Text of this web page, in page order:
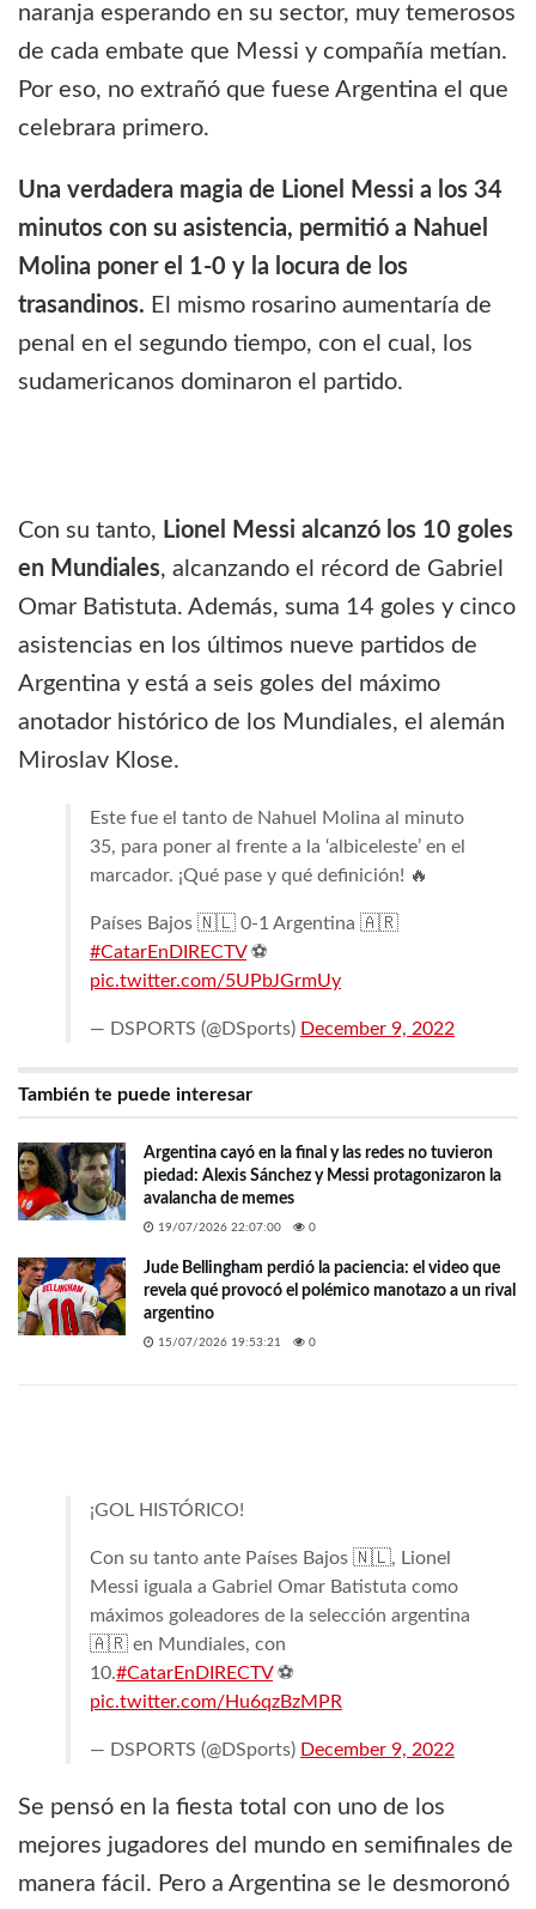
naranja esperando en su sector, muy temerosos
de cada embate que Messi y compañía metían.
Por eso, no extrañó que fuese Argentina el que
celebrara primero.
Una verdadera magia de Lionel Messi a los 34
minutos con su asistencia, permitió a Nahuel
Molina poner el 1-0 y la locura de los
trasandinos. El mismo rosarino aumentaría de
penal en el segundo tiempo, con el cual, los
sudamericanos dominaron el partido.
Con su tanto, Lionel Messi alcanzó los 10 goles
en Mundiales, alcanzando el récord de Gabriel
Omar Batistuta. Además, suma 14 goles y cinco
asistencias en los últimos nueve partidos de
Argentina y está a seis goles del máximo
anotador histórico de los Mundiales, el alemán
Miroslav Klose.
Este fue el tanto de Nahuel Molina al minuto
35, para poner al frente a la ‘albiceleste’ en el
marcador. ¡Qué pase y qué definición! 🔥
Países Bajos 🇳🇱 0-1 Argentina 🇦🇷
#CatarEnDIRECTV⚽️
pic.twitter.com/5UPbJGrmUy
— DSPORTS (@DSports) December 9, 2022
También te puede interesar
Argentina cayó en la final y las redes no tuvieron
piedad: Alexis Sánchez y Messi protagonizaron la
avalancha de memes
19/07/2026 22:07:00 0
Jude Bellingham perdió la paciencia: el video que
revela qué provocó el polémico manotazo a un rival
argentino
15/07/2026 19:53:21 0
¡GOL HISTÓRICO!
Con su tanto ante Países Bajos 🇳🇱, Lionel
Messi iguala a Gabriel Omar Batistuta como
máximos goleadores de la selección argentina
🇦🇷 en Mundiales, con
10.#CatarEnDIRECTV⚽️
pic.twitter.com/Hu6qzBzMPR
— DSPORTS (@DSports) December 9, 2022
Se pensó en la fiesta total con uno de los
mejores jugadores del mundo en semifinales de
manera fácil. Pero a Argentina se le desmoronó